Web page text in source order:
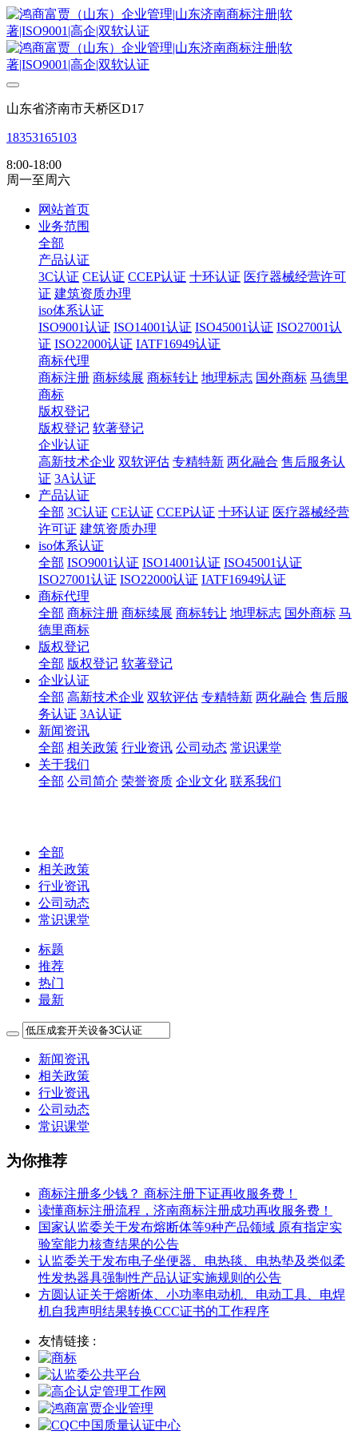
山东省济南市天桥区D17
18353165103
8:00-18:00
周一至周六
网站首页
业务范围
全部
产品认证
3C认证 CE认证 CCEP认证 十环认证 医疗器械经营许可
证 建筑资质办理
iso体系认证
ISO9001认证 ISO14001认证 ISO45001认证 ISO27001认
证 ISO22000认证 IATF16949认证
商标代理
商标注册 商标续展 商标转让 地理标志 国外商标 马德里
商标
版权登记
版权登记 软著登记
企业认证
高新技术企业 双软评估 专精特新 两化融合 售后服务认
证 3A认证
产品认证
全部 3C认证 CE认证 CCEP认证 十环认证 医疗器械经营
许可证 建筑资质办理
iso体系认证
全部 ISO9001认证 ISO14001认证 ISO45001认证
ISO27001认证 ISO22000认证 IATF16949认证
商标代理
全部 商标注册 商标续展 商标转让 地理标志 国外商标 马
德里商标
版权登记
全部 版权登记 软著登记
企业认证
全部 高新技术企业 双软评估 专精特新 两化融合 售后服
务认证 3A认证
新闻资讯
全部 相关政策 行业资讯 公司动态 常识课堂
关于我们
全部 公司简介 荣誉资质 企业文化 联系我们
全部
相关政策
行业资讯
公司动态
常识课堂
标题
推荐
热门
最新
新闻资讯
相关政策
行业资讯
公司动态
常识课堂
为你推荐
商标注册多少钱？ 商标注册下证再收服务费！
读懂商标注册流程，济南商标注册成功再收服务费！
国家认监委关于发布熔断体等9种产品领域 原有指定实
验室能力核查结果的公告
认监委关于发布电子坐便器、电热毯、电热垫及类似柔
性发热器具强制性产品认证实施规则的公告
方圆认证关于熔断体、小功率电动机、电动工具、电焊
机自我声明结果转换CCC证书的工作程序
友情链接 :